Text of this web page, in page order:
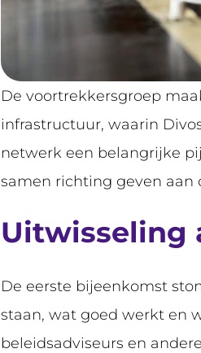
De voortrekkersgroep
infrastructuur, waarin
netwerk een belangrijke
samen richting geven aan
Uitwisseling
De eerste bijeenkomst
staan, wat goed werkt en
beleidsadviseurs en